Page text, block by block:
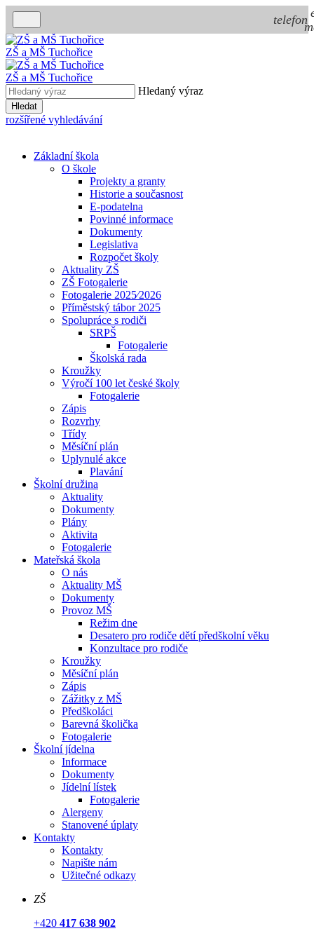
telefon
ZŠ a MŠ Tuchořice
ZŠ a MŠ Tuchořice
Hledaný výraz
Hledat
rozšířené vyhledávání
Základní škola
O škole
Projekty a granty
Historie a současnost
E-podatelna
Povinné informace
Dokumenty
Legislativa
Rozpočet školy
Aktuality ZŠ
ZŠ Fotogalerie
Fotogalerie 2025⁄2026
Příměstský tábor 2025
Spolupráce s rodiči
SRPŠ
Fotogalerie
Školská rada
Kroužky
Výročí 100 let české školy
Fotogalerie
Zápis
Rozvrhy
Třídy
Měsíční plán
Uplynulé akce
Plavání
Školní družina
Aktuality
Dokumenty
Plány
Aktivita
Fotogalerie
Mateřská škola
O nás
Aktuality MŠ
Dokumenty
Provoz MŠ
Režim dne
Desatero pro rodiče dětí předškolní věku
Konzultace pro rodiče
Kroužky
Měsíční plán
Zápis
Zážitky z MŠ
Předškoláci
Barevná školička
Fotogalerie
Školní jídelna
Informace
Dokumenty
Jídelní lístek
Fotogalerie
Alergeny
Stanovené úplaty
Kontakty
Kontakty
Napište nám
Užitečné odkazy
ZŠ
+420 417 638 902